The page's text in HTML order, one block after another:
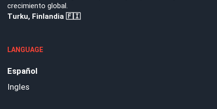
crecimiento global.
Turku, Finlandia 🇫🇮
LANGUAGE
Español
Ingles